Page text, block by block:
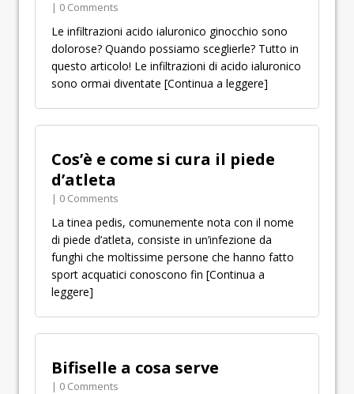
| 0 Comments
Le infiltrazioni acido ialuronico ginocchio sono
dolorose? Quando possiamo sceglierle? Tutto in
questo articolo! Le infiltrazioni di acido ialuronico
sono ormai diventate [Continua a leggere]
Cos’è e come si cura il piede
d’atleta
| 0 Comments
La tinea pedis, comunemente nota con il nome
di piede d’atleta, consiste in un’infezione da
funghi che moltissime persone che hanno fatto
sport acquatici conoscono fin [Continua a
leggere]
Bifiselle a cosa serve
| 0 Comments